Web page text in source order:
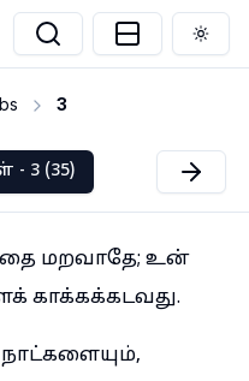
3
3 (35)
மறவாதே; உன்
காக்கக்கடவது.